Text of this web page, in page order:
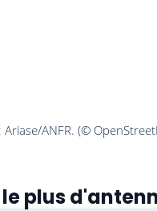
plus